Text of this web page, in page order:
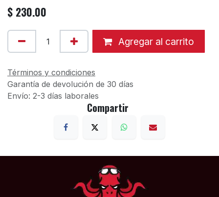
$ 230.00
Agregar al carrito
Términos y condiciones
Garantía de devolución de 30 días
Envío: 2-3 días laborales
Compartir